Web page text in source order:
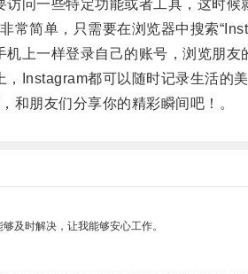
一些特定功能或者工具，这时候
简单，只需要在浏览器中搜索
一样登录自己的账号，浏览朋友
都可以随时记录生活的美
朋友们分享你的精彩瞬间吧！。
及时解决，让我能够安心工作。